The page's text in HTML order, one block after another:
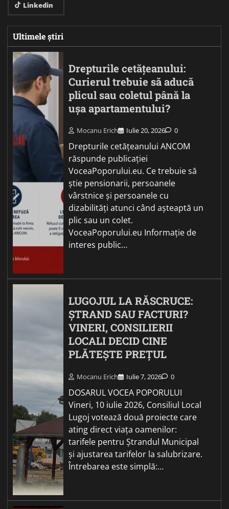
Linkedin
Ultimele știri
Drepturile cetățeanului:
Curierul trebuie să aducă
plicul sau coletul până la
ușa apartamentului?
Mocanu Erich Iulie 20, 2026 0
Drepturile cetățeanului ANCOM
răspunde publicației
VoceaPoporului.eu. Ce trebuie să
știe pensionarii, persoanele
vârstnice și persoanele cu
dizabilități atunci când așteaptă un
plic sau un colet.
VoceaPoporului.eu Informație de
interes public…
LUGOJUL LA RĂSCRUCE:
ȘTRAND SAU FACTURI?
VINERI, CONSILIERII
LOCALI DECID CINE
PLĂTEȘTE PREȚUL
Mocanu Erich Iulie 7, 2026 0
DOSARUL VOCEA POPORULUI
Vineri, 10 iulie 2026, Consiliul Local
Lugoj votează două proiecte care
ating direct viața oamenilor:
tarifele pentru Ștrandul Municipal
și ajustarea tarifelor la salubrizare.
Întrebarea este simplă:…